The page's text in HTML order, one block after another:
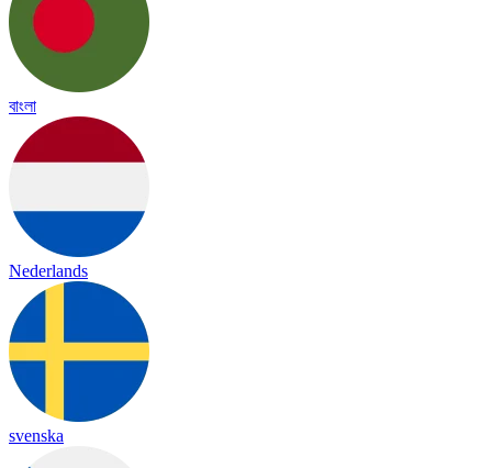
বাংলা
Nederlands
svenska